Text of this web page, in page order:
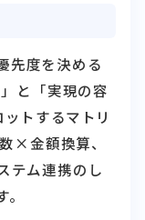
先度を決める
と「実現の容
トするマトリ
×金額換算、
テム連携のし